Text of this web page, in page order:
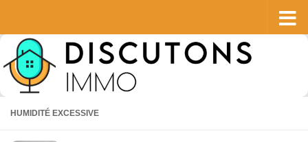
HUMIDITÉ EXCESSIVE